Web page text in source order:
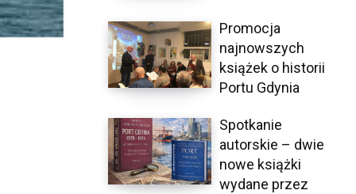
Promocja
najnowszych
książek o historii
Portu Gdynia
Spotkanie
autorskie – dwie
nowe książki
wydane przez